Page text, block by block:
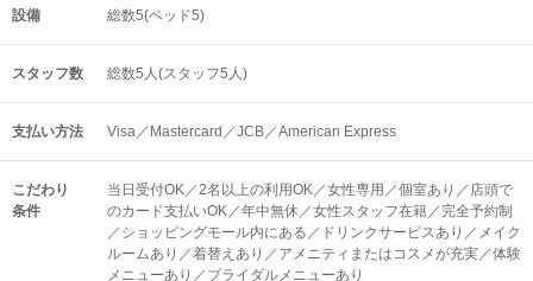
設備 総数5(ベッド5)
スタッフ数 総数5人(スタッフ5人)
支払い方法 Visa／Mastercard／JCB／American Express
こだわり
条件
当日受付OK／2名以上の利用OK／女性専用／個室あり／店頭で
のカード支払いOK／年中無休／女性スタッフ在籍／完全予約制
／ショッピングモール内にある／ドリンクサービスあり／メイク
ルームあり／着替えあり／アメニティまたはコスメが充実／体験
メニューあり／ブライダルメニューあり